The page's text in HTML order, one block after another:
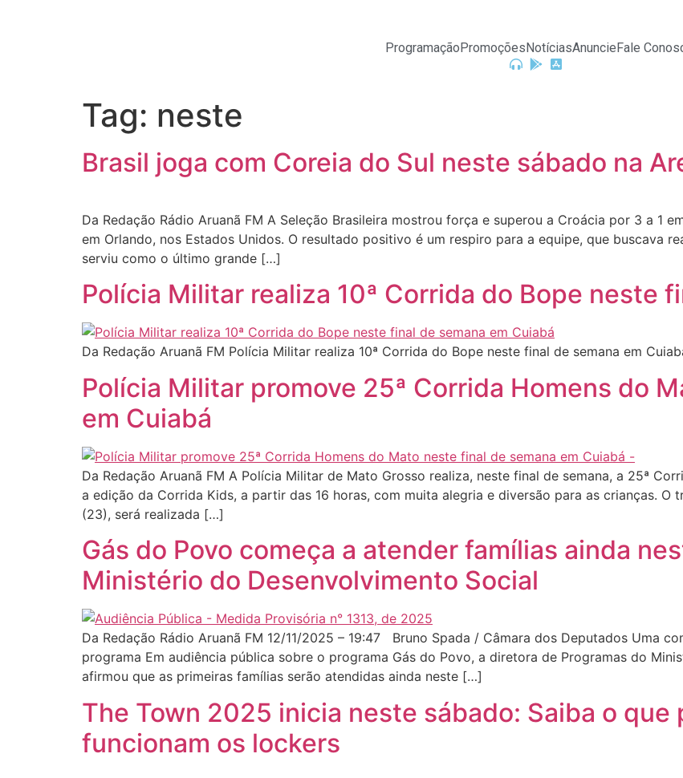
ProgramaçãoPromoçõesNotíciasAnuncieFale
Tag: neste
Brasil joga com Coreia do Sul neste sábado na
Da Redação Rádio Aruanã FM A Seleção Brasileira mostrou força e superou a Croácia por 3 a 1
em Orlando, nos Estados Unidos. O resultado positivo é um respiro para a equipe, que buscava
serviu como o último grande […]
Polícia Militar realiza 10ª Corrida do Bope neste
Da Redação Aruanã FM Polícia Militar realiza 10ª Corrida do Bope neste final de semana em
Polícia Militar promove 25ª Corrida Homens do
em Cuiabá
Da Redação Aruanã FM A Polícia Militar de Mato Grosso realiza, neste final de semana, a 25ª
a edição da Corrida Kids, a partir das 16 horas, com muita alegria e diversão para as crianças.
(23), será realizada […]
Gás do Povo começa a atender famílias ainda
Ministério do Desenvolvimento Social
Da Redação Rádio Aruanã FM 12/11/2025 – 19:47 Bruno Spada / Câmara dos Deputados Uma
programa Em audiência pública sobre o programa Gás do Povo, a diretora de Programas do
afirmou que as primeiras famílias serão atendidas ainda neste […]
The Town 2025 inicia neste sábado: Saiba o que
funcionam os lockers